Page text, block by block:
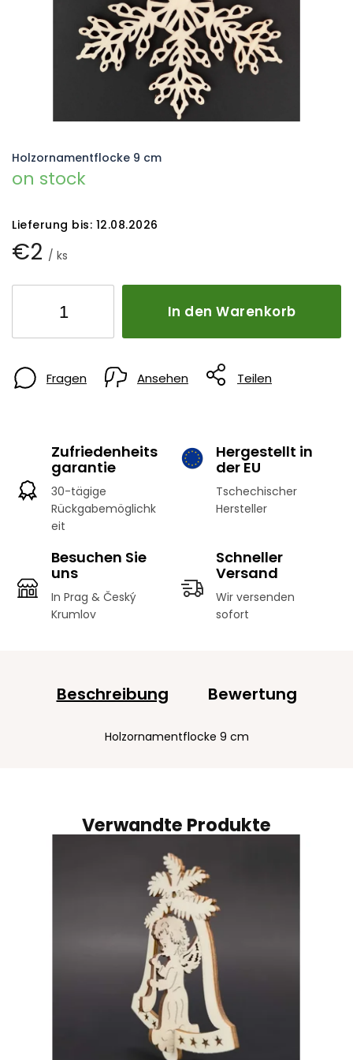
€2 / ks
on stock
Lieferung bis: 12.08.2026
In den Warenkorb
Holzornamentflocke 9 cm
Fragen Ansehen Teilen
Zufriedenheits
garantie
30-tägige
Rückgabemöglichk
eit
Hergestellt in
der EU
Tschechischer
Hersteller
Besuchen Sie
uns
In Prag & Český
Krumlov
Schneller
Versand
Wir versenden
sofort
Verwandte Produkte
Beschreibung Bewertung
Holzornamentflocke 9 cm